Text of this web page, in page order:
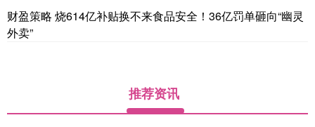
财盈策略 烧614亿补贴换不来食品安全！36亿罚单砸向“幽灵
外卖”
推荐资讯